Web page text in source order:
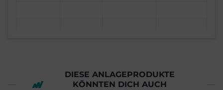
DIESE ANLAGEPRODUKTE
KÖNNTEN DICH AUCH